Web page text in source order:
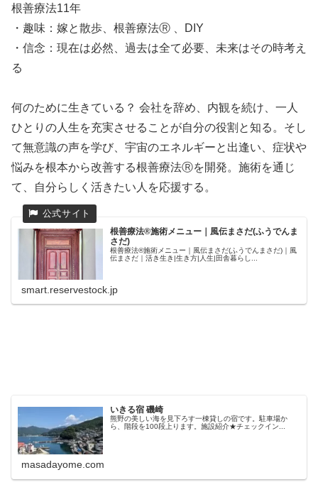
根善療法11年
・趣味：嫁と散歩、根善療法Ⓡ 、DIY
・信念：現在は必然、過去は全て必要、未来はその時考え
る
何のために生きている？ 会社を辞め、内観を続け、一人
ひとりの人生を充実させることが自分の役割と知る。そし
て無意識の声を学び、宇宙のエネルギーと出逢い、症状や
悩みを根本から改善する根善療法Ⓡを開発。施術を通じ
て、自分らしく活きたい人を応援する。
根善療法®施術メニュー｜風伝まさだ(ふうでんま
さだ)
根善療法®施術メニュー｜風伝まさだ(ふうでんまさだ)｜風
伝まさだ｜活き生き|生き方|人生|田舎暮らし...
smart.reservestock.jp
いきる宿 磯崎
熊野の美しい海を見下ろす一棟貸しの宿です。駐車場か
ら、階段を100段上ります。施設紹介★チェックイン...
masadayome.com